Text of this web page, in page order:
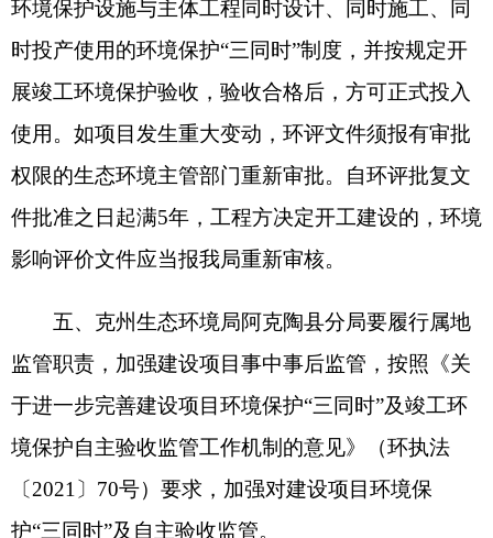
各县（市）网站 媒体
地州市政府 区政府部门
省区市政府 国家部委局
主办：克孜勒苏柯尔克孜自治州人民政府办公室
承办：克孜勒苏柯尔克孜自治州政务公开信息中心